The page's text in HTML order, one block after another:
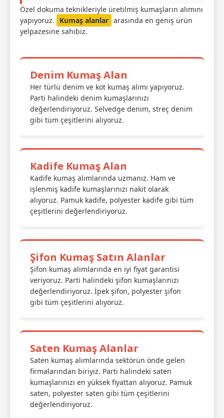
Özel dokuma teknikleriyle üretilmiş kumaşların alımını
yapıyoruz.
Kumaş alanlar arasında en geniş ürün
yelpazesine sahibiz.
Denim Kumaş Alan
Her türlü denim ve kot kumaş alımı yapıyoruz.
Parti halindeki denim kumaşlarınızı
değerlendiriyoruz. Selvedge denim, streç denim
gibi tüm çeşitlerini alıyoruz.
Kadife Kumaş Alan
Kadife kumaş alımlarında uzmanız. Ham ve
işlenmiş kadife kumaşlarınızı nakit olarak
alıyoruz. Pamuk kadife, polyester kadife gibi tüm
çeşitlerini değerlendiriyoruz.
Şifon Kumaş Satın Alanlar
Şifon kumaş alımlarında en iyi fiyat garantisi
veriyoruz. Parti halindeki şifon kumaşlarınızı
değerlendiriyoruz. İpek şifon, polyester şifon
gibi tüm çeşitlerini alıyoruz.
Saten Kumaş Alanlar
Saten kumaş alımlarında sektörün önde gelen
firmalarından biriyiz. Parti halindeki saten
kumaşlarınızı en yüksek fiyattan alıyoruz. Pamuk
saten, polyester saten gibi tüm çeşitlerini
değerlendiriyoruz.